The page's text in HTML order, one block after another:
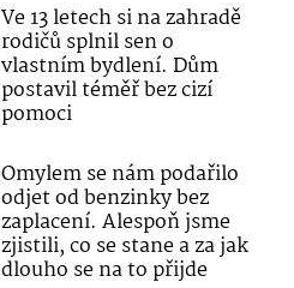
Ve 13 letech si na zahradě
rodičů splnil sen o
vlastním bydlení. Dům
postavil téměř bez cizí
pomoci
Omylem se nám podařilo
odjet od benzinky bez
zaplacení. Alespoň jsme
zjistili, co se stane a za jak
dlouho se na to přijde